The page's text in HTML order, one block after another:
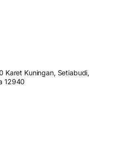
Karet Kuningan, Setiabudi,
12940